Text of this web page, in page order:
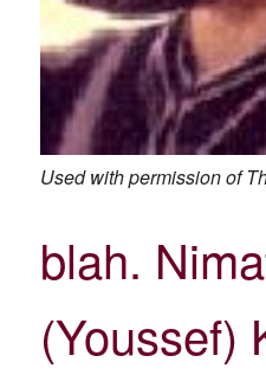
Used with permission of
blah.
(Youssef)